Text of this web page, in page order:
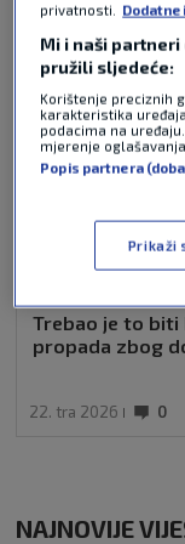
Trebao je to biti
propada zbog
22. tra 2026 0
NAJNOVIJE
privatnosti. Dodatne
Mi i naši
pružili sljedeće:
Korištenje preciznih
karakteristika
podacima na
mjerenje
Popis partnera
Prikaži